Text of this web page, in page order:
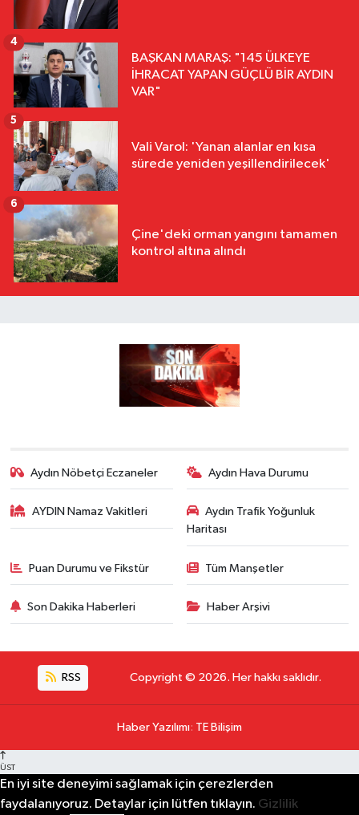
BAŞKAN MARAŞ: "145 ÜLKEYE
İHRACAT YAPAN GÜÇLÜ BİR AYDIN
VAR"
4
Vali Varol: 'Yanan alanlar en kısa
sürede yeniden yeşillendirilecek'
5
Çine'deki orman yangını tamamen
kontrol altına alındı
6
Aydın Nöbetçi Eczaneler Aydın Hava Durumu
AYDIN Namaz Vakitleri
Aydın Trafik Yoğunluk
Haritası
Puan Durumu ve Fikstür Tüm Manşetler
Son Dakika Haberleri Haber Arşivi
RSS Copyright © 2026. Her hakkı saklıdır.
Haber Yazılımı: TE Bilişim
ÜST
En iyi site deneyimi sağlamak için çerezlerden
faydalanıyoruz. Detaylar için lütfen tıklayın. Gizlilik